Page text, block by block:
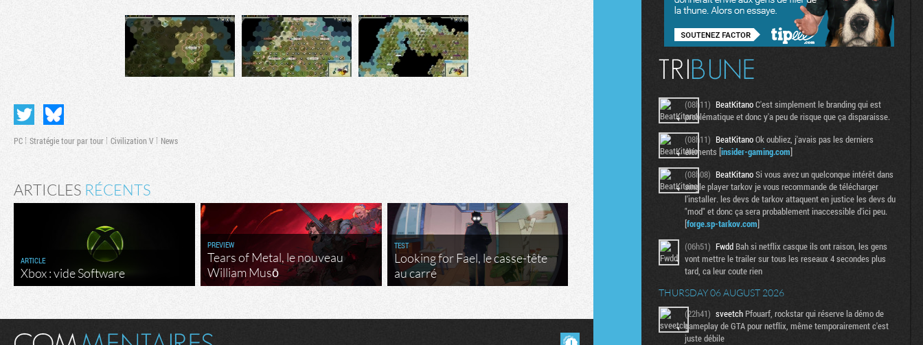
PC Stratégie tour par tour Civilization V News
ARTICLES RÉCENTS
ARTICLE
Xbox : vide Software
PREVIEW
Tears of Metal, le nouveau
William Musō
TEST
Looking for Fael, le casse-tête
au carré
(08h11) BeatKitanoC'est simplement le branding qui est
problématique et donc y'a peu de risque que ça disparaisse.
(08h11) BeatKitanoOk oubliez, j'avais pas les derniers
éléments [insider-gaming.com]
(08h08) BeatKitanoSi vous avez un quelconque intérêt dans
single player tarkov je vous recommande de télécharger
l'installer. les devs de tarkov attaquent en justice les devs du
"mod" et donc ça sera probablement inaccessible d'ici peu.
[forge.sp-tarkov.com]
(06h51) Fwdd Bah si netflix casque ils ont raison, les gens
vont mettre le trailer sur tous les reseaux 4 secondes plus
tard, ca leur coute rien
THURSDAY 06 AUGUST 2026
(22h41) sveetch Pfouarf, rockstar qui réserve la démo de
gameplay de GTA pour netflix, même temporairement c'est
juste débile